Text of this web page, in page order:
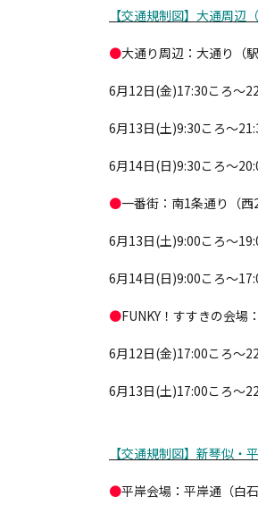
【交通規制図】大通周辺
●大通り周辺：大通り（
6月12日(金)17:30ころ～
6月13日(土)9:30ころ～
6月14日(日)9:30ころ～
●一番街：南1条通り（西
6月13日(土)9:00ころ～
6月14日(日)9:00ころ～
●FUNKY！すすきの会場
6月12日(金)17:00ころ～
6月13日(土)17:00ころ～
【交通規制図】新琴似・
●平岸会場：平岸通（白